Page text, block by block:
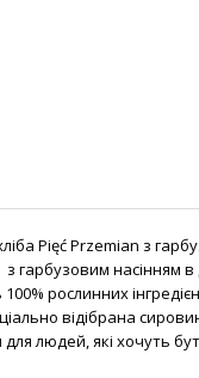
Pięć Przemian з
з гарбузовим
рослинних
відібрана
для людей, які хочуть